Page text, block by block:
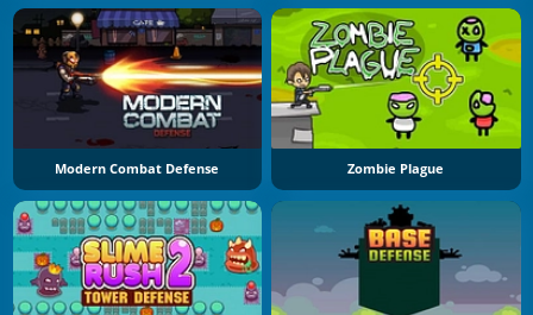
Modern Combat Defense Zombie Plague